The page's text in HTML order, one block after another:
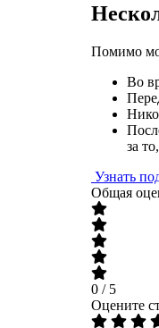
Помимо
Во
за
Узнать
Общая
0 / 5
Оцените